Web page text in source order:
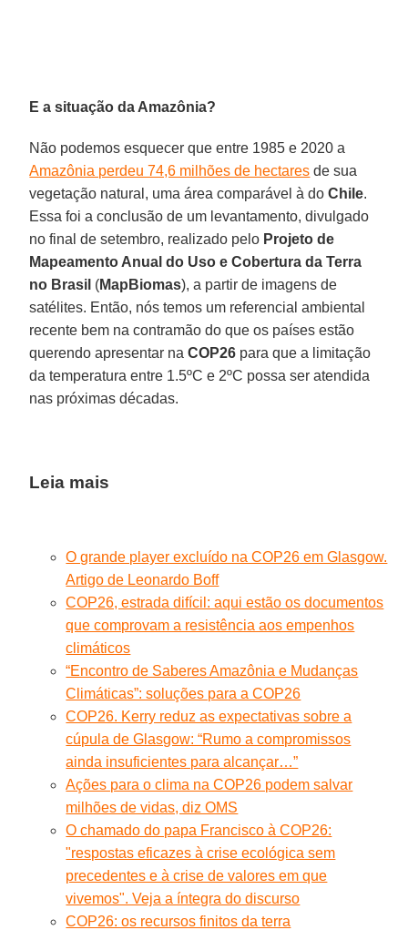
E a situação da Amazônia?
Não podemos esquecer que entre 1985 e 2020 a
Amazônia perdeu 74,6 milhões de hectares de sua
vegetação natural, uma área comparável à doChile.
Essa foi a conclusão de um levantamento, divulgado
no final de setembro, realizado pelo Projeto de
Mapeamento Anual do Uso e Cobertura da Terra
no Brasil (MapBiomas), a partir de imagens de
satélites. Então, nós temos um referencial ambiental
recente bem na contramão do que os países estão
querendo apresentar naCOP26 para que a limitação
da temperatura entre 1.5ºC e 2ºC possa ser atendida
nas próximas décadas.
Leia mais
O grande player excluído na COP26 em Glasgow.
Artigo de Leonardo Boff
COP26, estrada difícil: aqui estão os documentos
que comprovam a resistência aos empenhos
climáticos
“Encontro de Saberes Amazônia e Mudanças
Climáticas”: soluções para a COP26
COP26. Kerry reduz as expectativas sobre a
cúpula de Glasgow: “Rumo a compromissos
ainda insuficientes para alcançar…”
Ações para o clima na COP26 podem salvar
milhões de vidas, diz OMS
O chamado do papa Francisco à COP26:
"respostas eficazes à crise ecológica sem
precedentes e à crise de valores em que
vivemos". Veja a íntegra do discurso
COP26: os recursos finitos da terra